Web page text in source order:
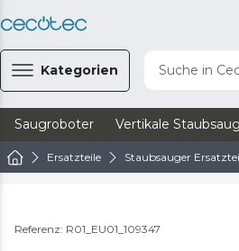
Kategorien Suche in
Saugroboter Vertikale
Ersatzteile Staubsauger
Referenz: R01_EU01_109347